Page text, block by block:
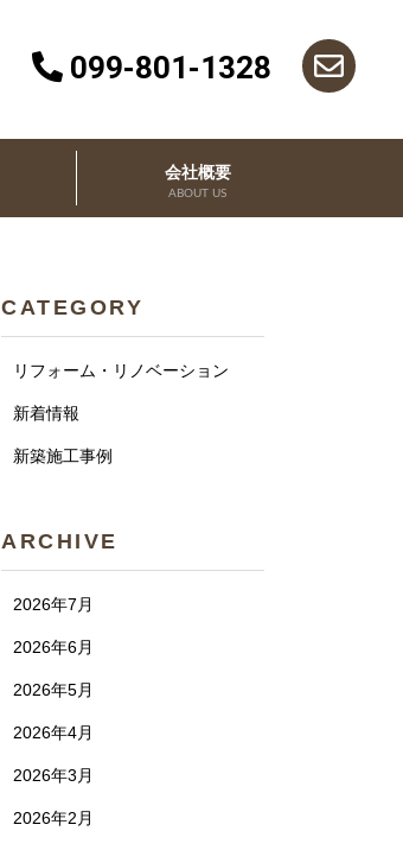
会社概要
ABOUT US
099-801-1328
CATEGORY
リフォーム・リノベーション
新着情報
新築施工事例
ARCHIVE
2026年7月
2026年6月
2026年5月
2026年4月
2026年3月
2026年2月